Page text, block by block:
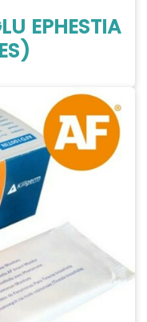
EPHESTIA